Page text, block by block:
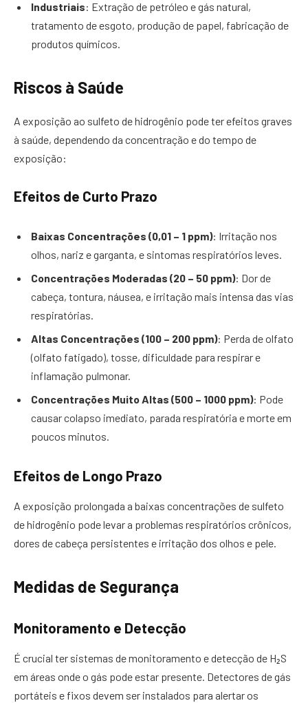
Industriais: Extração de petróleo e gás natural,
tratamento de esgoto, produção de papel, fabricação de
produtos químicos.
Riscos à Saúde
A exposição ao sulfeto de hidrogênio pode ter efeitos graves
à saúde, dependendo da concentração e do tempo de
exposição:
Efeitos de Curto Prazo
Baixas Concentrações (0,01 – 1 ppm): Irritação nos
olhos, nariz e garganta, e sintomas respiratórios leves.
Concentrações Moderadas (20 – 50 ppm): Dor de
cabeça, tontura, náusea, e irritação mais intensa das vias
respiratórias.
Altas Concentrações (100 – 200 ppm): Perda de olfato
(olfato fatigado), tosse, dificuldade para respirar e
inflamação pulmonar.
Concentrações Muito Altas (500 – 1000 ppm): Pode
causar colapso imediato, parada respiratória e morte em
poucos minutos.
Efeitos de Longo Prazo
A exposição prolongada a baixas concentrações de sulfeto
de hidrogênio pode levar a problemas respiratórios crônicos,
dores de cabeça persistentes e irritação dos olhos e pele.
Medidas de Segurança
Monitoramento e Detecção
É crucial ter sistemas de monitoramento e detecção de H₂S
em áreas onde o gás pode estar presente. Detectores de gás
portáteis e fixos devem ser instalados para alertar os